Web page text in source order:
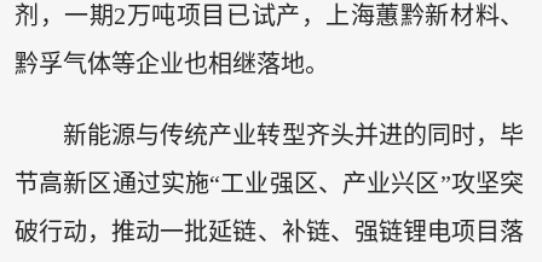
剂，一期2万吨项目已试产，上海蕙黔新材料、
黔孚气体等企业也相继落地。
新能源与传统产业转型齐头并进的同时，毕
节高新区通过实施“工业强区、产业兴区”攻坚突
破行动，推动一批延链、补链、强链锂电项目落